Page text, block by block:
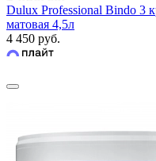
Dulux Professional Bindo 3
матовая 4,5л
4 450 руб.